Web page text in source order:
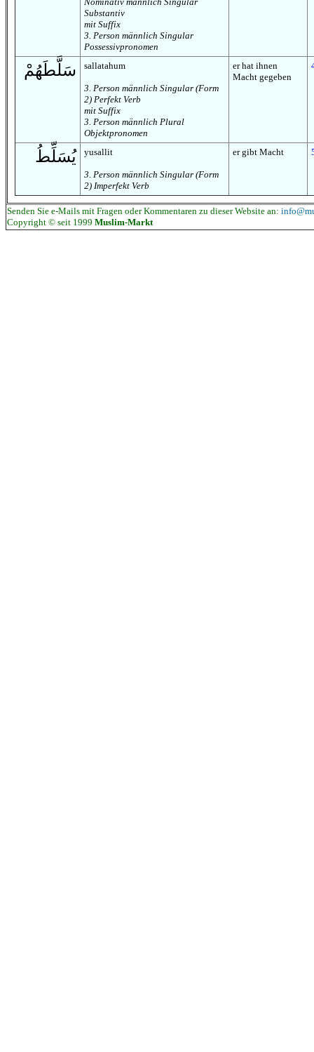
Substantiv
mit Suffix
3. Person männlich Singular
Possessivpronomen
سَلَّطَهُمْ sallatahum
3. Person männlich Singular (Form
2) Perfekt Verb
mit Suffix
3. Person männlich Plural
Objektpronomen
er hat ihnen
Macht gegeben
يُسَلِّطُ yusallit
3. Person männlich Singular (Form
2) Imperfekt Verb
er gibt Macht
Senden Sie e-Mails mit Fragen oder Kommentaren zu dieser Website an:
Copyright © seit 1999 Muslim-Markt